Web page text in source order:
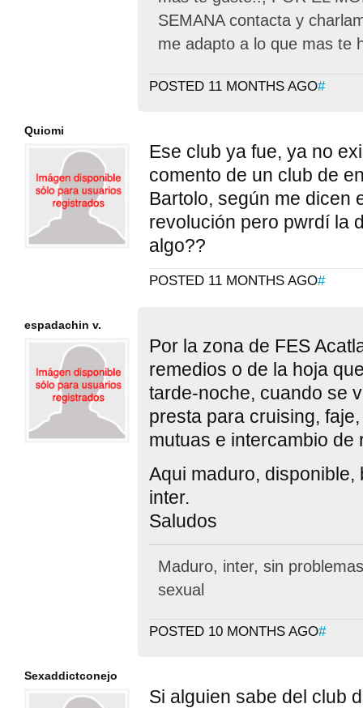
SEMANA contacta y
me adapto a lo que mas te
POSTED 11 MONTHS AGO#
Quiomi
Ese club ya fue, ya no
comento de un club de
Bartolo, según me dicen
revolución pero pwrdí la
algo??
POSTED 11 MONTHS AGO#
espadachin v.
Por la zona de FES
remedios o de la hoja
tarde-noche, cuando se
presta para cruising,
mutuas e intercambio de
Aqui maduro,
inter.
Saludos
Maduro, inter, sin
sexual
POSTED 10 MONTHS AGO#
Sexaddictconejo
Si alguien sabe del club